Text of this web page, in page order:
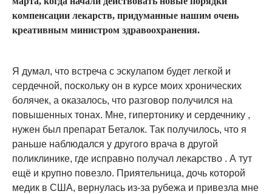
компенсации лекарств, придуманные нашим очень
креативным министром здравоохранения.
Я думал, что встреча с эскулапом будет легкой и
сердечной, поскольку он в курсе моих хронических
болячек, а оказалось, что разговор получился на
повышенных тонах. Мне, гипертонику и сердечнику ,
нужен был препарат Беталок. Так получилось, что я
раньше наблюдался у другого врача в другой
поликлинике, где исправно получал лекарство . А тут
ещё и крупно повезло. Приятельница, дочь которой
медик в США, вернулась из-за рубежа и привезла мне